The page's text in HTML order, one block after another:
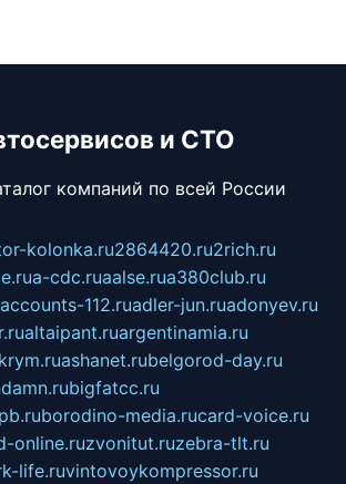
и СТО
компаний по всей России
kolonka.ru2864420.ru2rich.ru
a-cdc.ruaalse.rua380club.ru
accounts-112.ruadler-jun.ruadonyev.ru
altaipant.ruargentinamia.ru
ashanet.rubelgorod-day.ru
bigfatcc.ru
borodino-media.rucard-voice.ru
online.ruzvonitut.ruzebra-tlt.ru
life.ruvintovoykompressor.ru